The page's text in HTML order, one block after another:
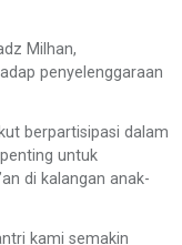
Milhan,
penyelenggaraan
berpartisipasi dalam
untuk
di kalangan anak-
kami semakin